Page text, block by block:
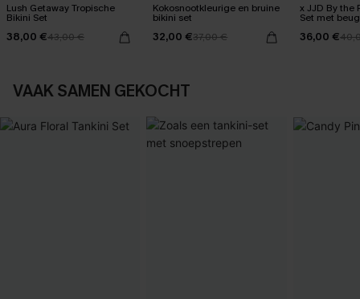
Lush Getaway Tropische
Bikini Set
38,00 €43,00 €
Kokosnootkleurige en bruine
bikini set
32,00 €37,00 €
x JJD By the
Set met
36,00 €
VAAK SAMEN GEKOCHT